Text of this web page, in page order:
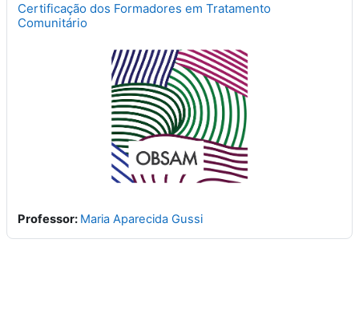
Certificação dos Formadores em Tratamento
Comunitário
Professor: Maria Aparecida Gussi